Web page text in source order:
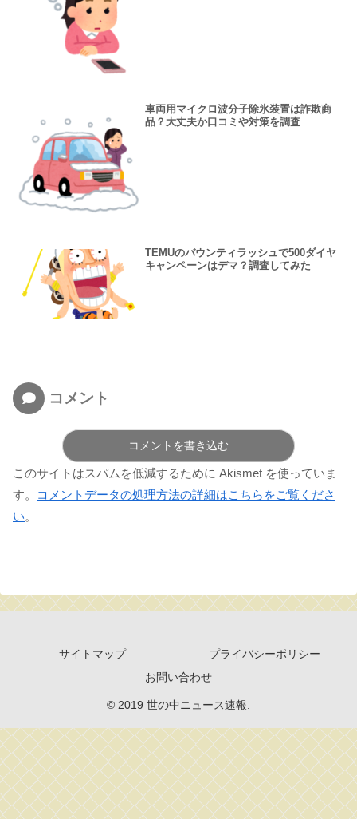
車両用マイクロ波分子除氷装置は詐欺商
品？大丈夫か口コミや対策を調査
TEMUのバウンティラッシュで500ダイヤ
キャンペーンはデマ？調査してみた
コメント
コメントを書き込む
このサイトはスパムを低減するために Akismet を使っていま
す。
コメントデータの処理方法の詳細はこちらをご覧くださ
い。
サイトマップ
プライバシーポリシー
お問い合わせ
© 2019 世の中ニュース速報.